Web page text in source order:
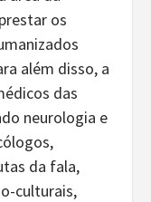
os
além disso, a
das
neurologia e
da fala,
culturais,